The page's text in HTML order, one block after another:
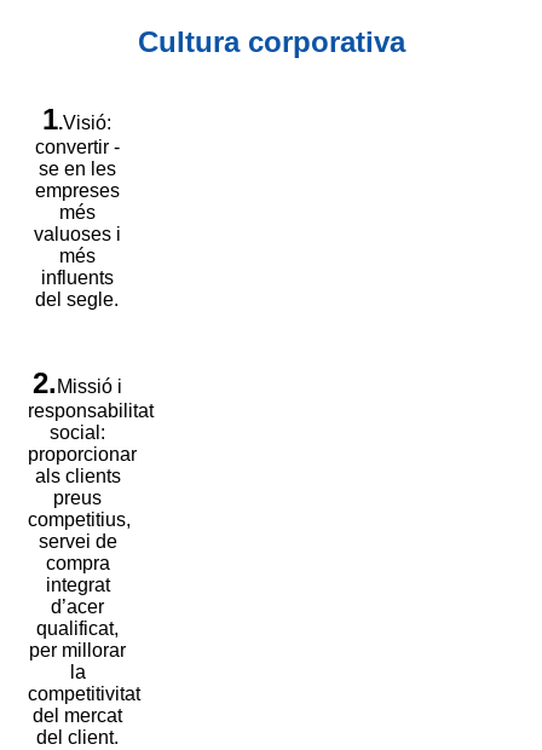
Cultura corporativa
1.Visió:
convertir -
se en les
empreses
més
valuoses i
més
influents
del segle.
2. Missió i
responsabilitat
social:
proporcionar
als clients
preus
competitius,
servei de
compra
integrat
d’acer
qualificat,
per millorar
la
competitivitat
del mercat
del client.